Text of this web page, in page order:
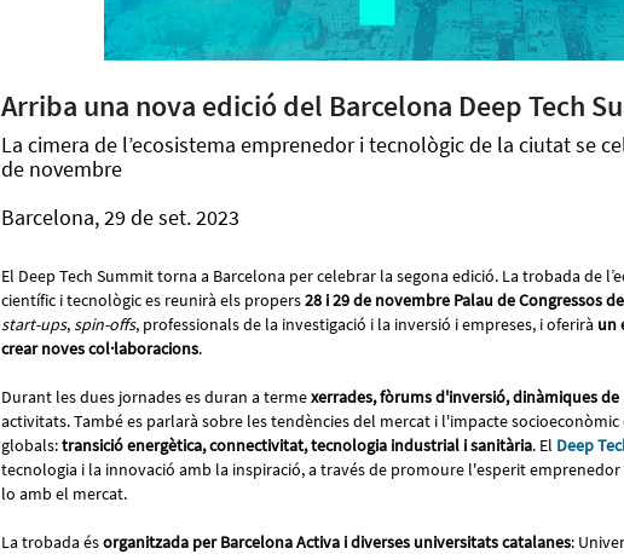
Arriba una nova edició del Barcelona Deep Tech
La cimera de l’ecosistema emprenedor i tecnològic de la ciutat se
de novembre
Barcelona, 29 de set. 2023
El Deep Tech Summit torna a Barcelona per celebrar la segona edició. La trobada de
científic i tecnològic es reunirà els propers28 i 29 de novembre Palau de Congressos
start-ups,spin-offs, professionals de la investigació i la inversió i empreses, i oferirà un
crear noves col·laboracions.
Durant les dues jornades es duran a termexerrades, fòrums d'inversió, dinàmiques de
activitats. També es parlarà sobre les tendències del mercat i l'impacte
globals:transició energètica, connectivitat, tecnologia industrial i sanitària. El Deep
tecnologia i la innovació amb la inspiració, a través de promoure l'esperit emprenedor
lo amb el mercat.
La trobada ésorganitzada per Barcelona Activa i diverses universitats catalanes: